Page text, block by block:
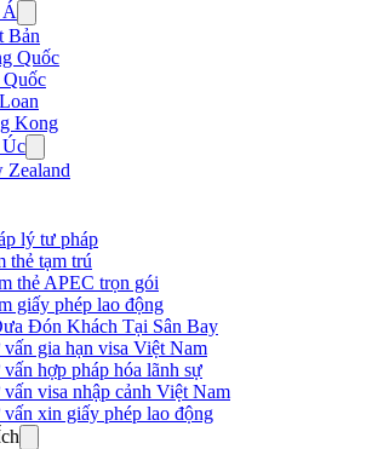
Bản
Quốc
Kong
Úc
Zealand
lý tư pháp
thẻ tạm trú
thẻ APEC trọn gói
giấy phép lao động
Đón Khách Tại Sân Bay
gia hạn visa Việt Nam
hợp pháp hóa lãnh sự
visa nhập cảnh Việt Nam
xin giấy phép lao động